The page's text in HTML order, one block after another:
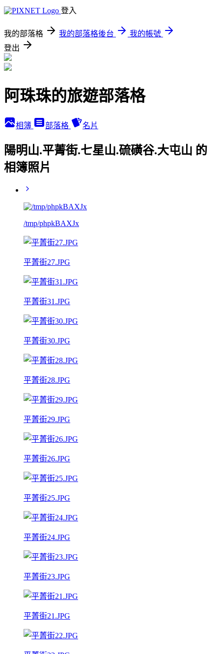
登入
我的部落格 我的部落格後台
我的帳號
登出
阿珠珠的旅遊部落格
相簿 部落格 名片
陽明山.平菁街.七星山.硫磺谷.大屯山 的
相簿照片
/tmp/phpkBAXJx
平菁街27.JPG
平菁街31.JPG
平菁街30.JPG
平菁街28.JPG
平菁街29.JPG
平菁街26.JPG
平菁街25.JPG
平菁街24.JPG
平菁街23.JPG
平菁街21.JPG